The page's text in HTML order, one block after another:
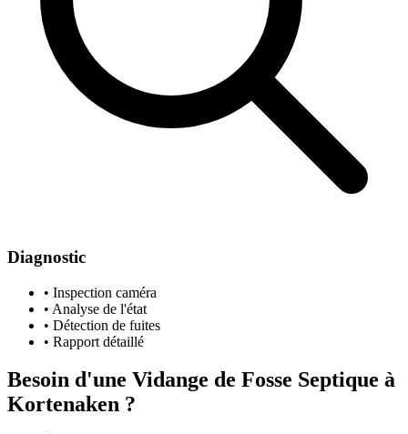
Diagnostic
• Inspection caméra
• Analyse de l'état
• Détection de fuites
• Rapport détaillé
Besoin d'une Vidange de Fosse Septique à
Kortenaken ?